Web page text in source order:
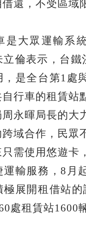
還，不受區域
是大眾運輸系
立倫表示，台鐵
，是全台第1處
行車的租賃站
永暉局長的大
域合作，民眾
需使用悠遊卡
運輸服務，8月
極展開租借站的
處租賃站1600